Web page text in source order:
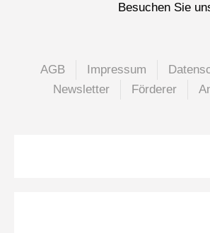
Besuchen Sie
AGB Impressum
Newsletter
Förderer